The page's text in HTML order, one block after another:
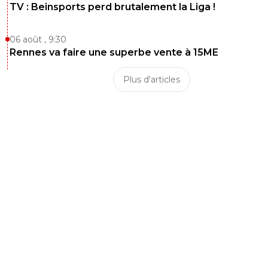
TV : Beinsports perd brutalement la Liga !
06 août , 9:30
Rennes va faire une superbe vente à 15ME
Plus d'articles